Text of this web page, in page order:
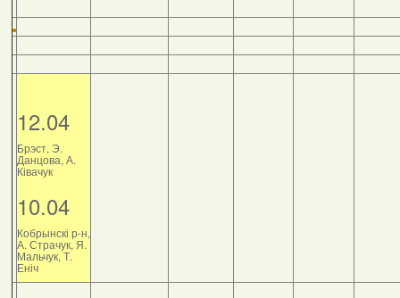
12.04
Брэст, Э.
Данцова, А.
Ківачук
10.04
Кобрынскі р-н,
А. Страчук, Я.
Мальчук, Т.
Еніч